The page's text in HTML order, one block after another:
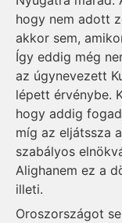
hogy nem adott
akkor sem,
Így eddig még
az úgynevezett
lépett érvénybe.
hogy addig
míg az eljátssza
szabályos
Alighanem ez a
illeti.
Oroszországot